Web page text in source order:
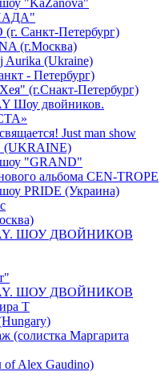
"KaZanova"
Санкт-Петербург)
(г.Москва)
Aurika (Ukraine)
- Петербург)
(г.Снакт-Петербург)
Шоу двойников.
Just man show
шоу "GRAND"
альбома CEN-TROPE
PRIDE (Украина)
ШОУ ДВОЙНИКОВ
ШОУ ДВОЙНИКОВ
Т
(солистка Маргарита
of Alex Gaudino)